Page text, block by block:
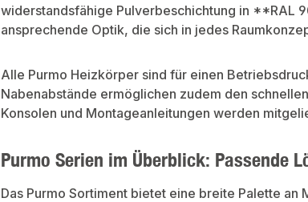
widerstandsfähige Pulverbeschichtung in **RAL
ansprechende Optik, die sich in jedes
Alle Purmo Heizkörper sind für einen
Nabenabstände ermöglichen zudem den schnellen
Konsolen und Montageanleitungen werden
Purmo Serien im Überblick: Passende
Das Purmo Sortiment bietet eine breite Palette